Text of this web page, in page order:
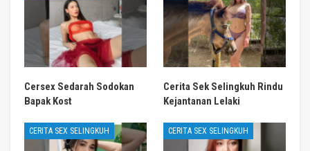
Cersex Sedarah Sodokan
Bapak Kost
Cerita Sek Selingkuh Rindu
Kejantanan Lelaki
CERITA SEX SELINGKUH CERITA SEX SELINGKUH